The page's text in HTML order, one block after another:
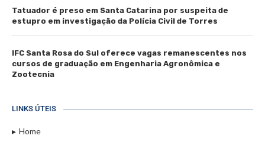
Tatuador é preso em Santa Catarina por suspeita de
estupro em investigação da Polícia Civil de Torres
IFC Santa Rosa do Sul oferece vagas remanescentes nos
cursos de graduação em Engenharia Agronômica e
Zootecnia
LINKS ÚTEIS
Home